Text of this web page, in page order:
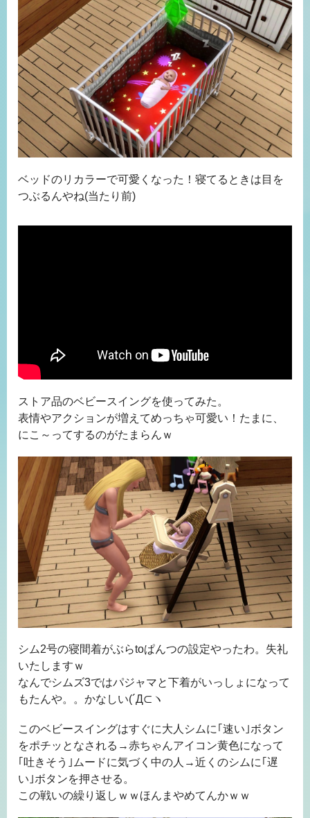
ベッドのリカラーで可愛くなった！寝てるときは目を
つぶるんやね(当たり前)
ストア品のベビースイングを使ってみた。
表情やアクションが増えてめっちゃ可愛い！たまに、
にこ～ってするのがたまらんｗ
シム2号の寝間着がぶらtoぱんつの設定やったわ。失礼
いたしますｗ
なんでシムズ3ではパジャマと下着がいっしょになって
もたんや。。かなしい(´Д⊂ヽ
このベビースイングはすぐに大人シムに｢速い｣ボタン
をポチッとなされる→赤ちゃんアイコン黄色になって
｢吐きそう｣ムードに気づく中の人→近くのシムに｢遅
い｣ボタンを押させる。
この戦いの繰り返しｗｗほんまやめてんかｗｗ